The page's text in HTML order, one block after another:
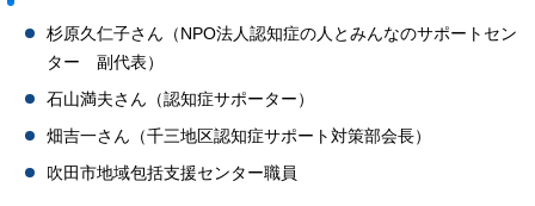
杉原久仁子さん（NPO法人認知症の人とみんなのサポートセン
ター 副代表）
石山満夫さん（認知症サポーター）
畑吉一さん（千三地区認知症サポート対策部会長）
吹田市地域包括支援センター職員